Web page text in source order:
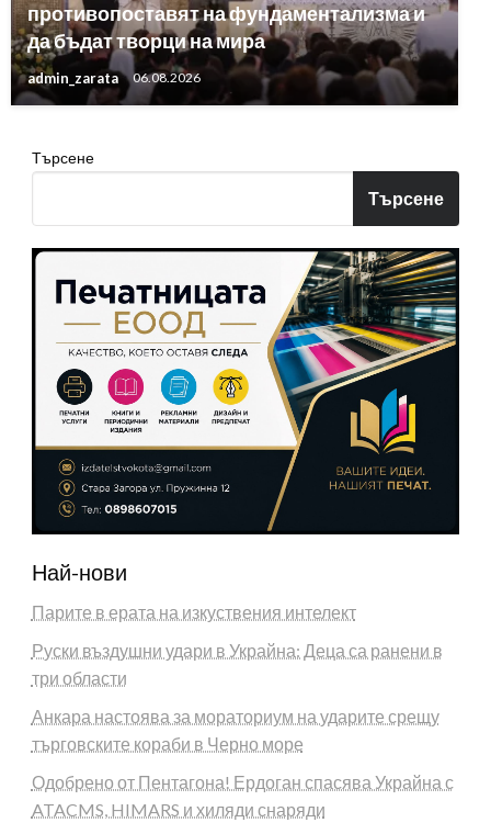
противопоставят на фундаментализма и
да бъдат творци на мира
admin_zarata 06.08.2026
Търсене
Търсене
Най-нови
Парите в ерата на изкуствения интелект
Руски въздушни удари в Украйна: Деца са ранени в
три области
Анкара настоява за мораториум на ударите срещу
търговските кораби в Черно море
Одобрено от Пентагона! Ердоган спасява Украйна с
ATACMS, HIMARS и хиляди снаряди